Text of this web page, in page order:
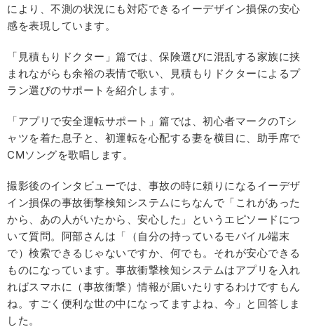
により、不測の状況にも対応できるイーデザイン損保の安心
感を表現しています。
「見積もりドクター」篇では、保険選びに混乱する家族に挟
まれながらも余裕の表情で歌い、見積もりドクターによるプ
ラン選びのサポートを紹介します。
「アプリで安全運転サポート」篇では、初心者マークのTシ
ャツを着た息子と、初運転を心配する妻を横目に、助手席で
CMソングを歌唱します。
撮影後のインタビューでは、事故の時に頼りになるイーデザ
イン損保の事故衝撃検知システムにちなんで「これがあった
から、あの人がいたから、安心した」というエピソードにつ
いて質問。阿部さんは「（自分の持っているモバイル端末
で）検索できるじゃないですか、何でも。それが安心できる
ものになっています。事故衝撃検知システムはアプリを入れ
ればスマホに（事故衝撃）情報が届いたりするわけですもん
ね。すごく便利な世の中になってますよね、今」と回答しま
した。